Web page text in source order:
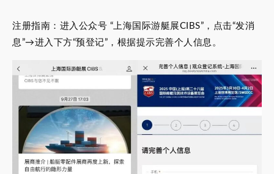
注册指南：进入公众号 “上海国际游艇展CIBS”，点击“发消
息”→进入下方“预登记”，根据提示完善个人信息。